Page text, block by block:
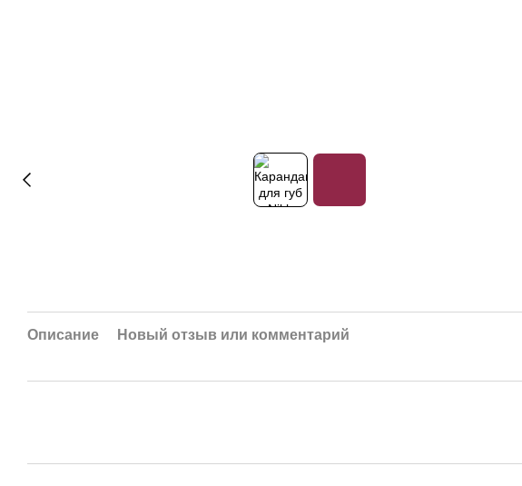
Описание Новый отзыв или комментарий